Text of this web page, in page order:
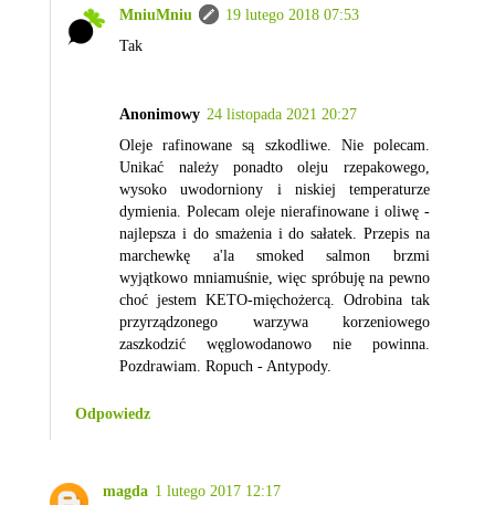
MniuMniu
19 lutego 2018 07:53
Tak
Anonimowy 24 listopada 2021 20:27
Oleje rafinowane są szkodliwe. Nie polecam.
Unikać należy ponadto oleju rzepakowego,
wysoko uwodorniony i niskiej temperaturze
dymienia. Polecam oleje nierafinowane i oliwę -
najlepsza i do smażenia i do sałatek. Przepis na
marchewkę a'la smoked salmon brzmi
wyjątkowo mniamuśnie, więc spróbuję na pewno
choć jestem KETO-mięchożercą. Odrobina tak
przyrządzonego warzywa korzeniowego
zaszkodzić węglowodanowo nie powinna.
Pozdrawiam. Ropuch - Antypody.
Odpowiedz
magda 1 lutego 2017 12:17